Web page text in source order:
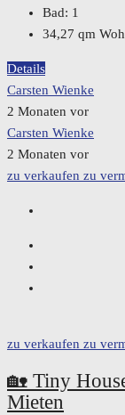
Bad: 1
34,27 qm
Details
Carsten Wienke
2 Monaten vor
Carsten Wienke
2 Monaten vor
zu verkaufen zu
zu verkaufen zu
🏡 Tiny
Mieten